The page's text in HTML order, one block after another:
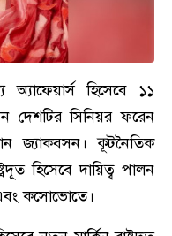
অ্যাফেয়ার্স হিসেবে ১১
দেশটির সিনিয়র ফরেন
জ্যাকবসন। কূটনৈতিক
হিসেবে দায়িত্ব পালন
এবং কসোভোতে।